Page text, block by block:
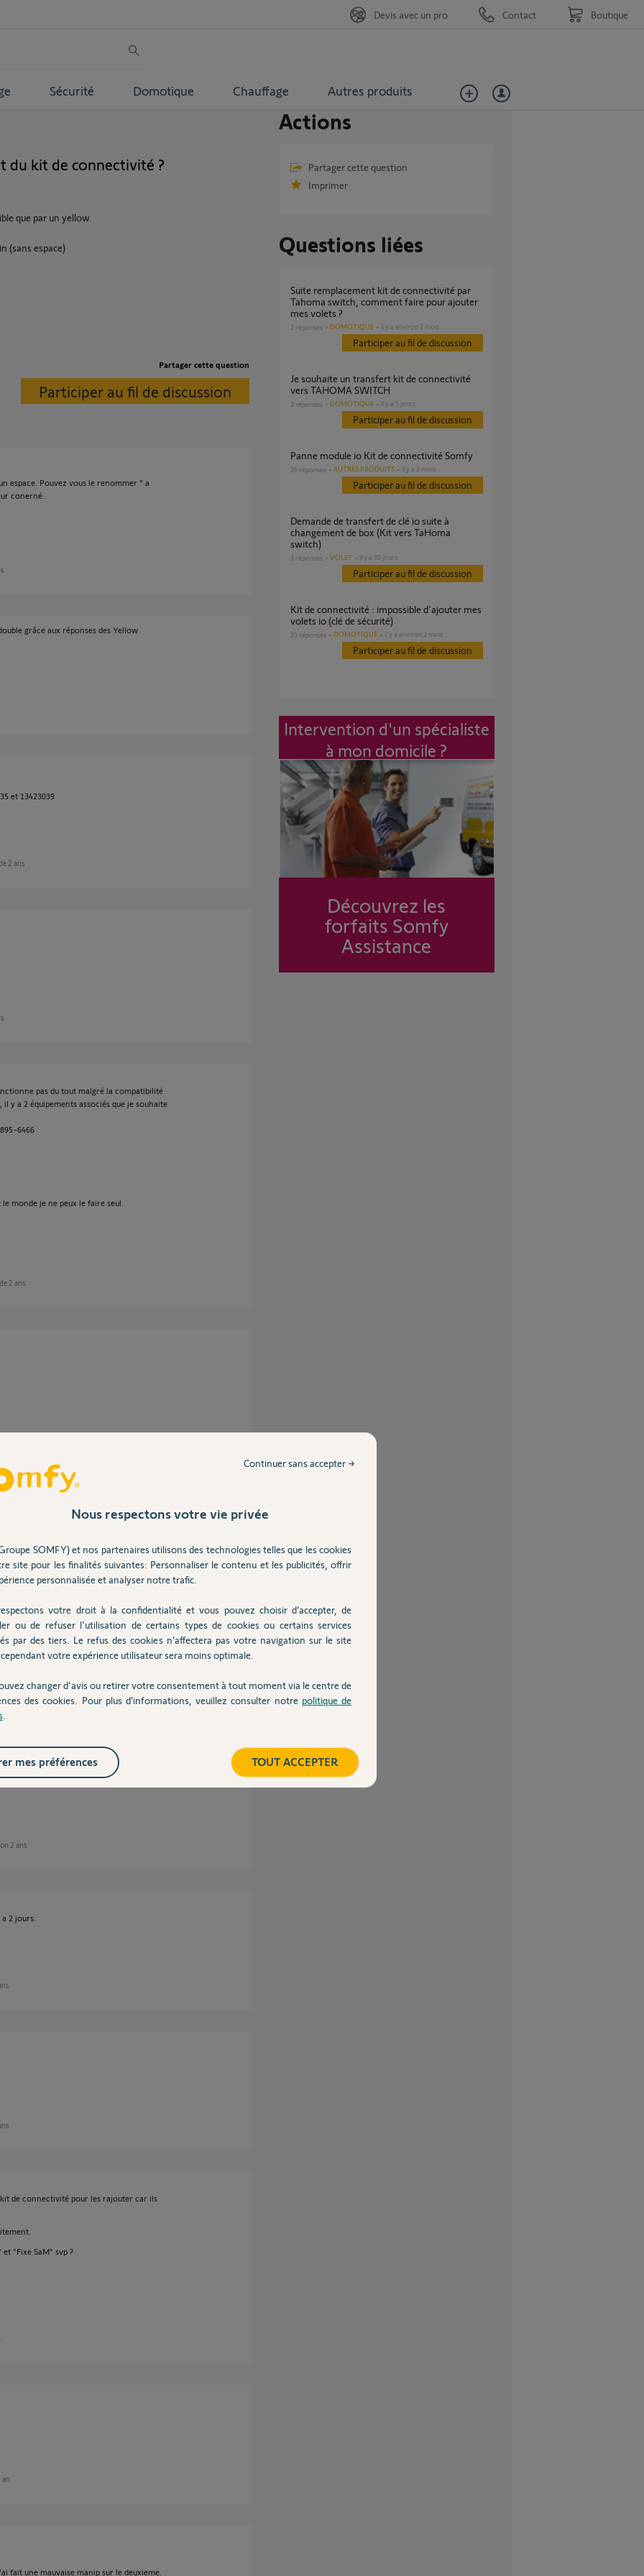
Sécurité Domotique Chauffage Autres produits
Devis avec un pro Contact Boutique
du kit de connectivité ?
que par un yellow.
(sans espace)
Partager cette question
Participer au fil de discussion
espace. Pouvez vous le renommer " a
conerné.
grâce aux réponses des Yellow
et 13423039
2 ans
pas du tout malgré la compatibilité
y a 2 équipements associés que je souhaite
6466
monde je ne peux le faire seul.
2 ans
2 ans
, pouvez vous me supprimer le pin 2112-
2 ans
2 ans
2 jours.
de connectivité pour les rajouter car ils
"Fixe SaM" svp ?
an
fait une mauvaise manip sur le deuxieme.
Actions
Partager cette question
Imprimer
Questions liées
Suite remplacement kit de connectivité par
Tahoma switch, comment faire pour ajouter
mes volets ?
2 réponses DOMOTIQUE il y a environ 2 mois
Participer au fil de discussion
je souhaite un transfert kit de connectivité
vers TAHOMA SWITCH
2 réponses DOMOTIQUE il y a 5 jours
Participer au fil de discussion
Panne module io Kit de connectivité Somfy
26 réponses AUTRES PRODUITS il y a 3 mois
Participer au fil de discussion
Demande de transfert de clé io suite à
changement de box (Kit vers TaHoma
switch)
3 réponses VOLET il y a 30 jours
Participer au fil de discussion
Kit de connectivité : impossible d'ajouter mes
volets io (clé de sécurité)
23 réponses DOMOTIQUE il y a environ 2 mois
Participer au fil de discussion
Intervention d'un spécialiste
à mon domicile ?
Découvrez les
forfaits Somfy
Assistance
Nous respectons votre vie privée
SOMFY) et nos partenaires utilisons des technologies telles que les cookies
site pour les finalités suivantes: Personnaliser le contenu et les publicités, offrir
personnalisée et analyser notre trafic.
votre droit à la confidentialité et vous pouvez choisir d’accepter, de
ou de refuser l'utilisation de certains types de cookies ou certains services
par des tiers. Le refus des cookies n’affectera pas votre navigation sur le site
votre expérience utilisateur sera moins optimale.
changer d'avis ou retirer votre consentement à tout moment via le centre de
des cookies. Pour plus d’informations, veuillez consulter notre politique de
Continuer sans accepter →
TOUT ACCEPTER
mes préférences